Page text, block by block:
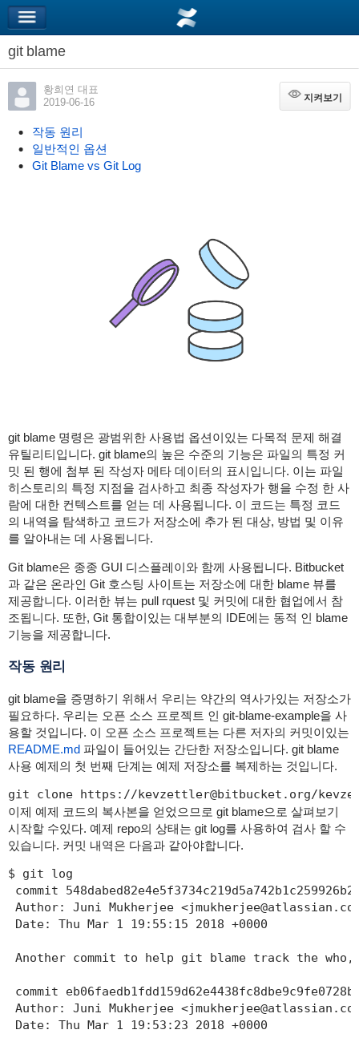
git blame
황희연 대표
2019-06-16
지켜보기
지켜보기
작동 원리
일반적인 옵션
Git Blame vs Git Log
git blame 명령은 광범위한 사용법 옵션이있는 다목적 문제 해결
유틸리티입니다. git blame의 높은 수준의 기능은 파일의 특정 커
밋 된 행에 첨부 된 작성자 메타 데이터의 표시입니다. 이는 파일
히스토리의 특정 지점을 검사하고 최종 작성자가 행을 수정 한 사
람에 대한 컨텍스트를 얻는 데 사용됩니다. 이 코드는 특정 코드
의 내역을 탐색하고 코드가 저장소에 추가 된 대상, 방법 및 이유
를 알아내는 데 사용됩니다.
Git blame은 종종 GUI 디스플레이와 함께 사용됩니다. Bitbucket
과 같은 온라인 Git 호스팅 사이트는 저장소에 대한 blame 뷰를
제공합니다. 이러한 뷰는 pull rquest 및 커밋에 대한 협업에서 참
조됩니다. 또한, Git 통합이있는 대부분의 IDE에는 동적 인 blame
기능을 제공합니다.
작동 원리
git blame을 증명하기 위해서 우리는 약간의 역사가있는 저장소가
필요하다. 우리는 오픈 소스 프로젝트 인 git-blame-example을 사
용할 것입니다. 이 오픈 소스 프로젝트는 다른 저자의 커밋이있는
README.md파일이 들어있는 간단한 저장소입니다. git blame
사용 예제의 첫 번째 단계는 예제 저장소를 복제하는 것입니다.
git clone https://kevzettler@bitbucket.org/
이제 예제 코드의 복사본을 얻었으므로 git blame으로 살펴보기
시작할 수있다. 예제 repo의 상태는 git log를 사용하여 검사 할 수
있습니다. 커밋 내역은 다음과 같아야합니다.
$ git log
commit 548dabed82e4e5f3734c219d5a742b1c259926b2
Author: Juni Mukherjee
Date: Thu Mar 1 19:55:15 2018 +0000
Another commit to help git blame track the who,
commit eb06faedb1fdd159d62e4438fc8dbe9c9fe0728b
Author: Juni Mukherjee
Date: Thu Mar 1 19:53:23 2018 +0000